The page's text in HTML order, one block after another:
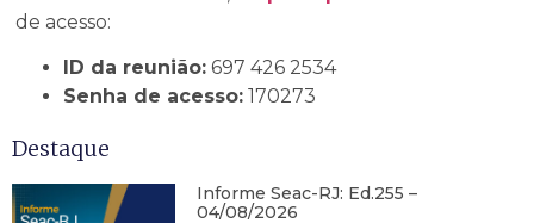
de acesso:
ID da reunião: 697 426 2534
Senha de acesso: 170273
Destaque
Informe Seac-RJ: Ed.255 –
04/08/2026